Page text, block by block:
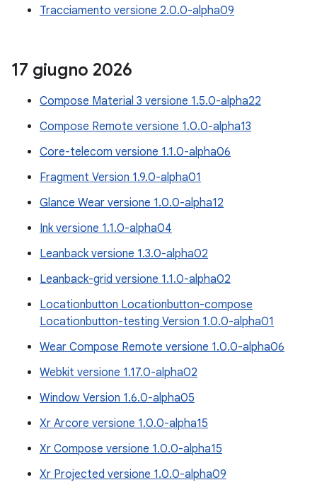
Tracciamento versione 2.0.0-alpha09
17 giugno 2026
Compose Material 3 versione 1.5.0-alpha22
Compose Remote versione 1.0.0-alpha13
Core-telecom versione 1.1.0-alpha06
Fragment Version 1.9.0-alpha01
Glance Wear versione 1.0.0-alpha12
Ink versione 1.1.0-alpha04
Leanback versione 1.3.0-alpha02
Leanback-grid versione 1.1.0-alpha02
Locationbutton Locationbutton-compose
Locationbutton-testing Version 1.0.0-alpha01
Wear Compose Remote versione 1.0.0-alpha06
Webkit versione 1.17.0-alpha02
Window Version 1.6.0-alpha05
Xr Arcore versione 1.0.0-alpha15
Xr Compose versione 1.0.0-alpha15
Xr Projected versione 1.0.0-alpha09